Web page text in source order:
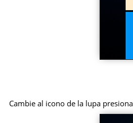
Cambie al icono de la lupa